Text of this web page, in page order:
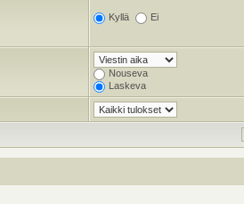
Kyllä Ei
Nouseva
Laskeva